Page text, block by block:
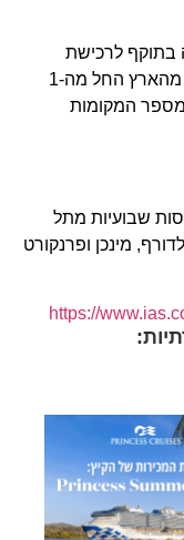
בתוקף לרכישת
כרטיסי טיסה עד ה-25 בדצמבר ליציאות מהארץ החל מה-1
2013 ועד ה-28 בפברואר 2013. מספר המקומות
לופטהנזה מפעילה 23 טיסות שבועיות מתל
מינכן ופרנקורט
https://